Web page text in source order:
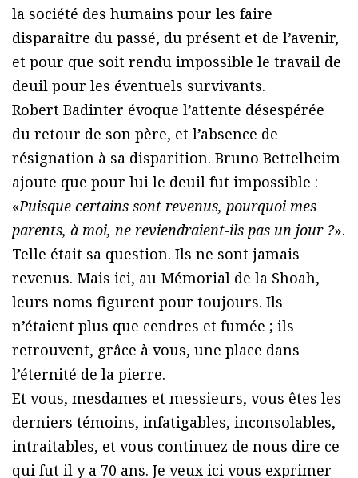
la société des humains pour les faire
disparaître du passé, du présent et de l’avenir,
et pour que soit rendu impossible le travail de
deuil pour les éventuels survivants.
Robert Badinter évoque l’attente désespérée
du retour de son père, et l’absence de
résignation à sa disparition. Bruno Bettelheim
ajoute que pour lui le deuil fut impossible :
«Puisque certains sont revenus, pourquoi mes
parents, à moi, ne reviendraient-ils pas un jour ?».
Telle était sa question. Ils ne sont jamais
revenus. Mais ici, au Mémorial de la Shoah,
leurs noms figurent pour toujours. Ils
n’étaient plus que cendres et fumée ; ils
retrouvent, grâce à vous, une place dans
l’éternité de la pierre.
Et vous, mesdames et messieurs, vous êtes les
derniers témoins, infatigables, inconsolables,
intraitables, et vous continuez de nous dire ce
qui fut il y a 70 ans. Je veux ici vous exprimer